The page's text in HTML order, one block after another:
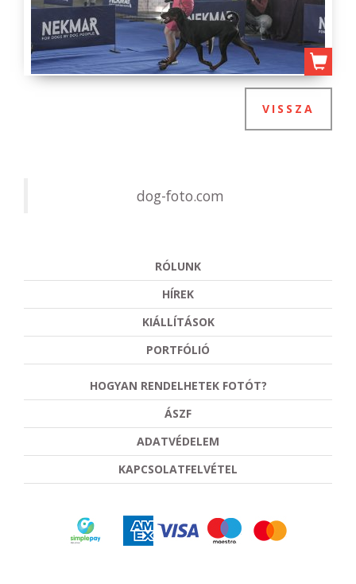
VISSZA
dog-foto.com
RÓLUNK
HÍREK
KIÁLLÍTÁSOK
PORTFÓLIÓ
HOGYAN RENDELHETEK FOTÓT?
ÁSZF
ADATVÉDELEM
KAPCSOLATFELVÉTEL